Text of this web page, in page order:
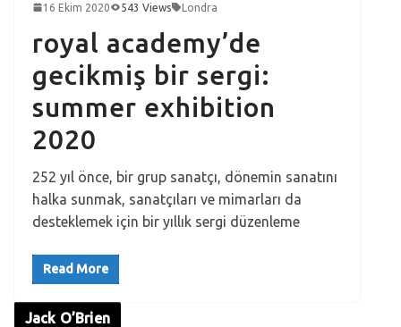
16 Ekim 2020 543 Views Londra
royal academy’de
gecikmiş bir sergi:
summer exhibition
2020
252 yıl önce, bir grup sanatçı, dönemin sanatını
halka sunmak, sanatçıları ve mimarları da
desteklemek için bir yıllık sergi düzenleme
Read More
Jack O’Brien